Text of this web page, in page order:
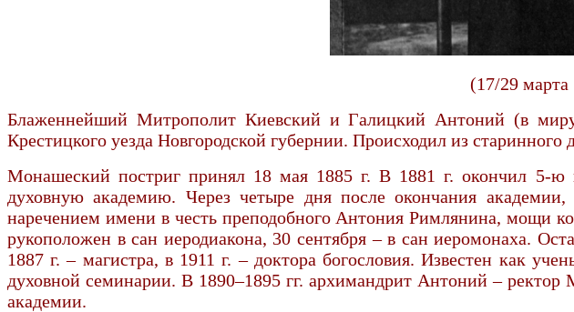
(17/29 марта
Блаженнейший Митрополит Киевский и Галицкий Антоний (в
Крестицкого уезда Новгородской губернии. Происходил из старинного
Монашеский постриг принял 18 мая 1885 г. В 1881 г. окончил 5-ю
духовную академию. Через четыре дня после окончания
наречением имени в честь преподобного Антония Римлянина, мощи
рукоположен в сан иеродиакона, 30 сентября – в сан иеромонаха.
1887 г. – магистра, в 1911 г. – доктора богословия. Известен как
духовной семинарии. В 1890–1895 гг. архимандрит Антоний – ректор
академии.